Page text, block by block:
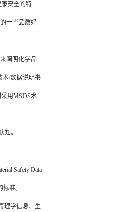
安全的特
一些品质好
阐明化学品
术/数据说明书
用MSDS术
知。
Safety Data
准。
理学信息、生